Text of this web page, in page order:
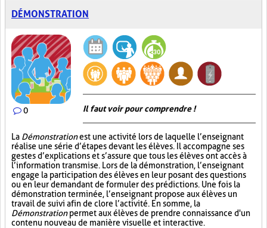
DÉMONSTRATION
0 Il faut voir pour comprendre !
La Démonstrationest une activité lors de laquelle l’enseignant
réalise une série d’étapes devant les élèves. Il accompagne ses
gestes d’explications et s’assure que tous les élèves ont accès à
l’information transmise. Lors de la démonstration, l’enseignant
engage la participation des élèves en leur posant des questions
ou en leur demandant de formuler des prédictions. Une fois la
démonstration terminée, l’enseignant propose aux élèves un
travail de suivi afin de clore l’activité. En somme, la
Démonstrationpermet aux élèves de prendre connaissance d'un
contenu nouveau de manière visuelle et interactive.